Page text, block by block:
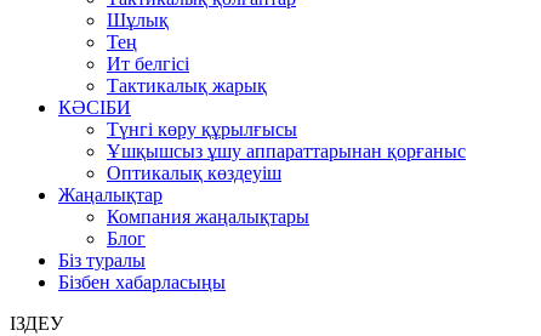
Шұлық
Тең
Ит белгісі
Тактикалық жарық
КӘСІБИ
Түнгі көру құрылғысы
Ұшқышсыз ұшу аппараттарынан қорғаныс
Оптикалық көздеуіш
Жаңалықтар
Компания жаңалықтары
Блог
Біз туралы
Бізбен хабарласыңы
ІЗДЕУ